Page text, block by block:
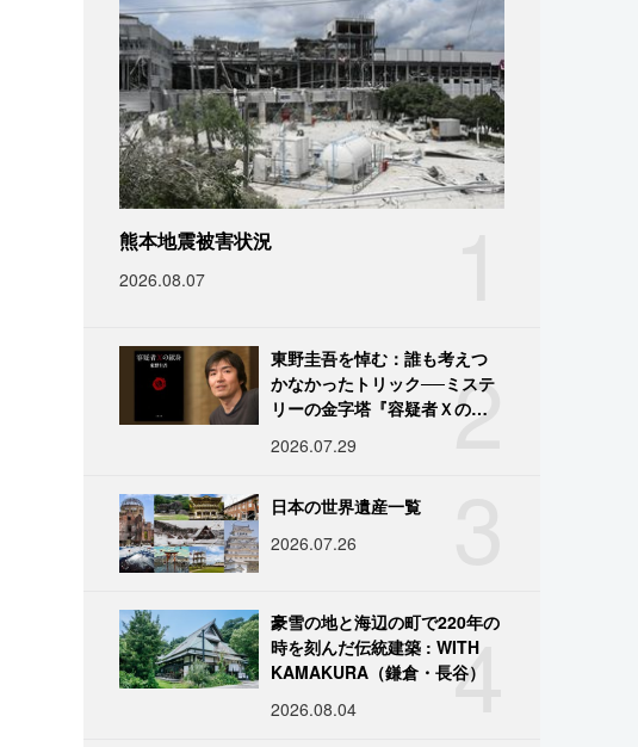
熊本地震被害状況
2026.08.07
2
東野圭吾を悼む：誰も考えつ
かなかったトリック──ミステ
リーの金字塔『容疑者Ｘの献
2026.07.29
日本の世界遺産一覧
2026.07.26
4
豪雪の地と海辺の町で220年の
時を刻んだ伝統建築 : WITH
KAMAKURA（鎌倉・長谷）
2026.08.04